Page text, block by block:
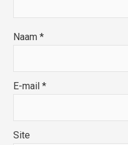
Naam*
E-mail*
Site